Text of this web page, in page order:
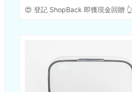
😍 登記 ShopBack 即獲現金回贈 👆